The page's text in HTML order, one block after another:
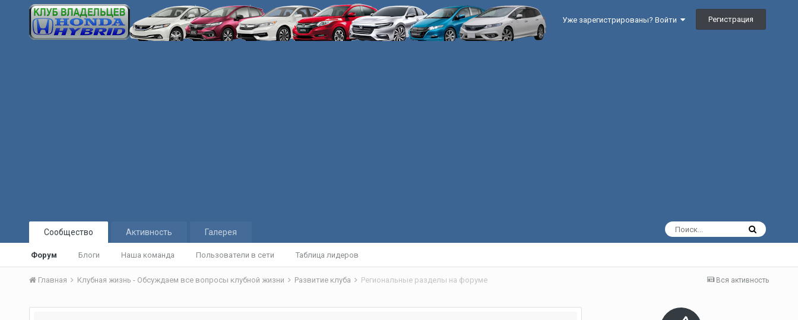
Уже зарегистрированы? Войти Регистрация
Сообщество
Форум Блоги Наша команда Пользователи в сети Таблица лидеров
Активность Галерея
Вся активность
Главная Клубная жизнь - Обсуждаем все вопросы клубной жизни Развитие клуба Региональные разделы на форуме